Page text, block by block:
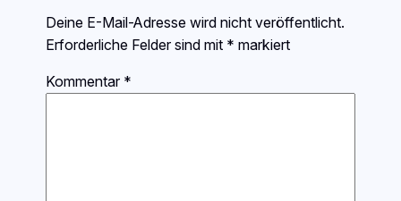
Deine E-Mail-Adresse wird nicht veröffentlicht.
Erforderliche Felder sind mit * markiert
Kommentar *